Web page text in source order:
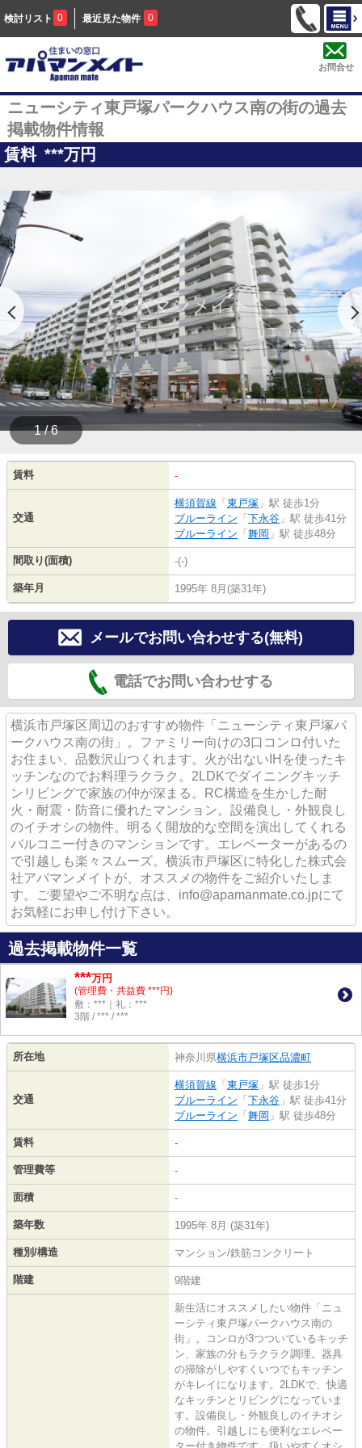
検討リスト 0 最近見た物件 0
お問合せ
ニューシティ東戸塚パークハウス南の街の過去
掲載物件情報
賃料 ***万円
1 / 6
賃料 -
交通
横須賀線 「 東戸塚 」駅 徒歩1分
ブルーライン 「 下永谷 」駅 徒歩41分
ブルーライン 「 舞岡 」駅 徒歩48分
間取り(面積) -(-)
築年月 1995年 8月(築31年)
メールでお問い合わせする(無料)
電話でお問い合わせする
横浜市戸塚区周辺のおすすめ物件「ニューシティ東戸塚パ
ークハウス南の街」。ファミリー向けの3口コンロ付いた
お住まい、品数沢山つくれます。火が出ないIHを使ったキ
ッチンなのでお料理ラクラク。2LDKでダイニングキッチ
ンリビングで家族の仲が深まる。RC構造を生かした耐
火・耐震・防音に優れたマンション。設備良し・外観良し
のイチオシの物件。明るく開放的な空間を演出してくれる
バルコニー付きのマンションです。エレベーターがあるの
で引越しも楽々スムーズ。横浜市戸塚区に特化した株式会
社アパマンメイトが、オススメの物件をご紹介いたしま
す。ご要望やご不明な点は、info@apamanmate.co.jpにて
お気軽にお申し付け下さい。
過去掲載物件一覧
***万円
(管理費・共益費 ***円)
敷：***｜礼：***
3階 / *** / ***
所在地 神奈川県横浜市戸塚区品濃町
交通
横須賀線 「 東戸塚 」駅 徒歩1分
ブルーライン 「 下永谷 」駅 徒歩41分
ブルーライン 「 舞岡 」駅 徒歩48分
賃料 -
管理費等 -
面積 -
築年数 1995年 8月 (築31年)
種別/構造 マンション/鉄筋コンクリート
階建 9階建
新生活にオススメしたい物件「ニュ
ーシティ東戸塚パークハウス南の
街」。コンロが3つついているキッチ
ン、家族の分もラクラク調理。器具
の掃除がしやすくいつでもキッチン
がキレイになります。2LDKで、快適
なキッチンとリビングになっていま
す。設備良し・外観良しのイチオシ
の物件。引越しにも便利なエレベー